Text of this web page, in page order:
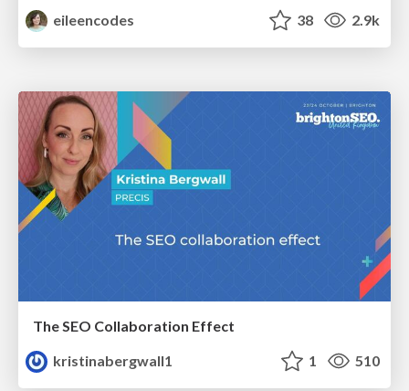
eileencodes
38 2.9k
The SEO Collaboration Effect
kristinabergwall1
1 510